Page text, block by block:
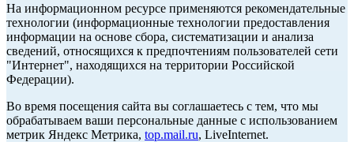
На информационном ресурсе применяются рекомендательные
технологии (информационные технологии предоставления
информации на основе сбора, систематизации и анализа
сведений, относящихся к предпочтениям пользователей сети
"Интернет", находящихся на территории Российской
Федерации).
Во время посещения сайта вы соглашаетесь с тем, что мы
обрабатываем ваши персональные данные с использованием
метрик Яндекс Метрика, top.mail.ru, LiveInternet.